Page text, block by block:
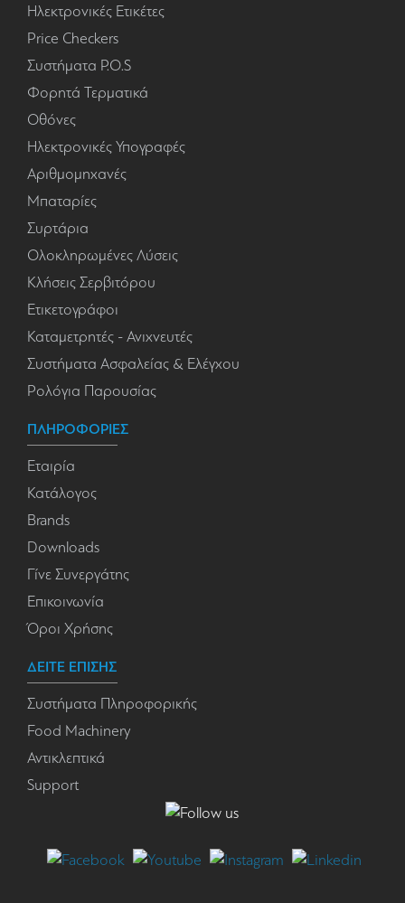
Ηλεκτρονικές Ετικέτες
Price Checkers
Συστήματα P.O.S
Φορητά Τερματικά
Οθόνες
Ηλεκτρονικές Υπογραφές
Αριθμομηχανές
Μπαταρίες
Συρτάρια
Ολοκληρωμένες Λύσεις
Κλήσεις Σερβιτόρου
Ετικετογράφοι
Καταμετρητές - Ανιχνευτές
Συστήματα Ασφαλείας & Ελέγχου
Ρολόγια Παρουσίας
ΠΛΗΡΟΦΟΡΙΕΣ
Εταιρία
Κατάλογος
Brands
Downloads
Γίνε Συνεργάτης
Επικοινωνία
Όροι Χρήσης
ΔΕΙΤΕ ΕΠΙΣΗΣ
Συστήματα Πληροφορικής
Food Machinery
Αντικλεπτικά
Support